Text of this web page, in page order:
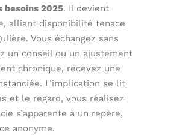
besoins 2025. Il devient
alliant disponibilité tenace
Vous échangez sans
un conseil ou un ajustement
chronique, recevez une
L’implication se lit
et le regard, vous réalisez
s’apparente à un repère,
anonyme.